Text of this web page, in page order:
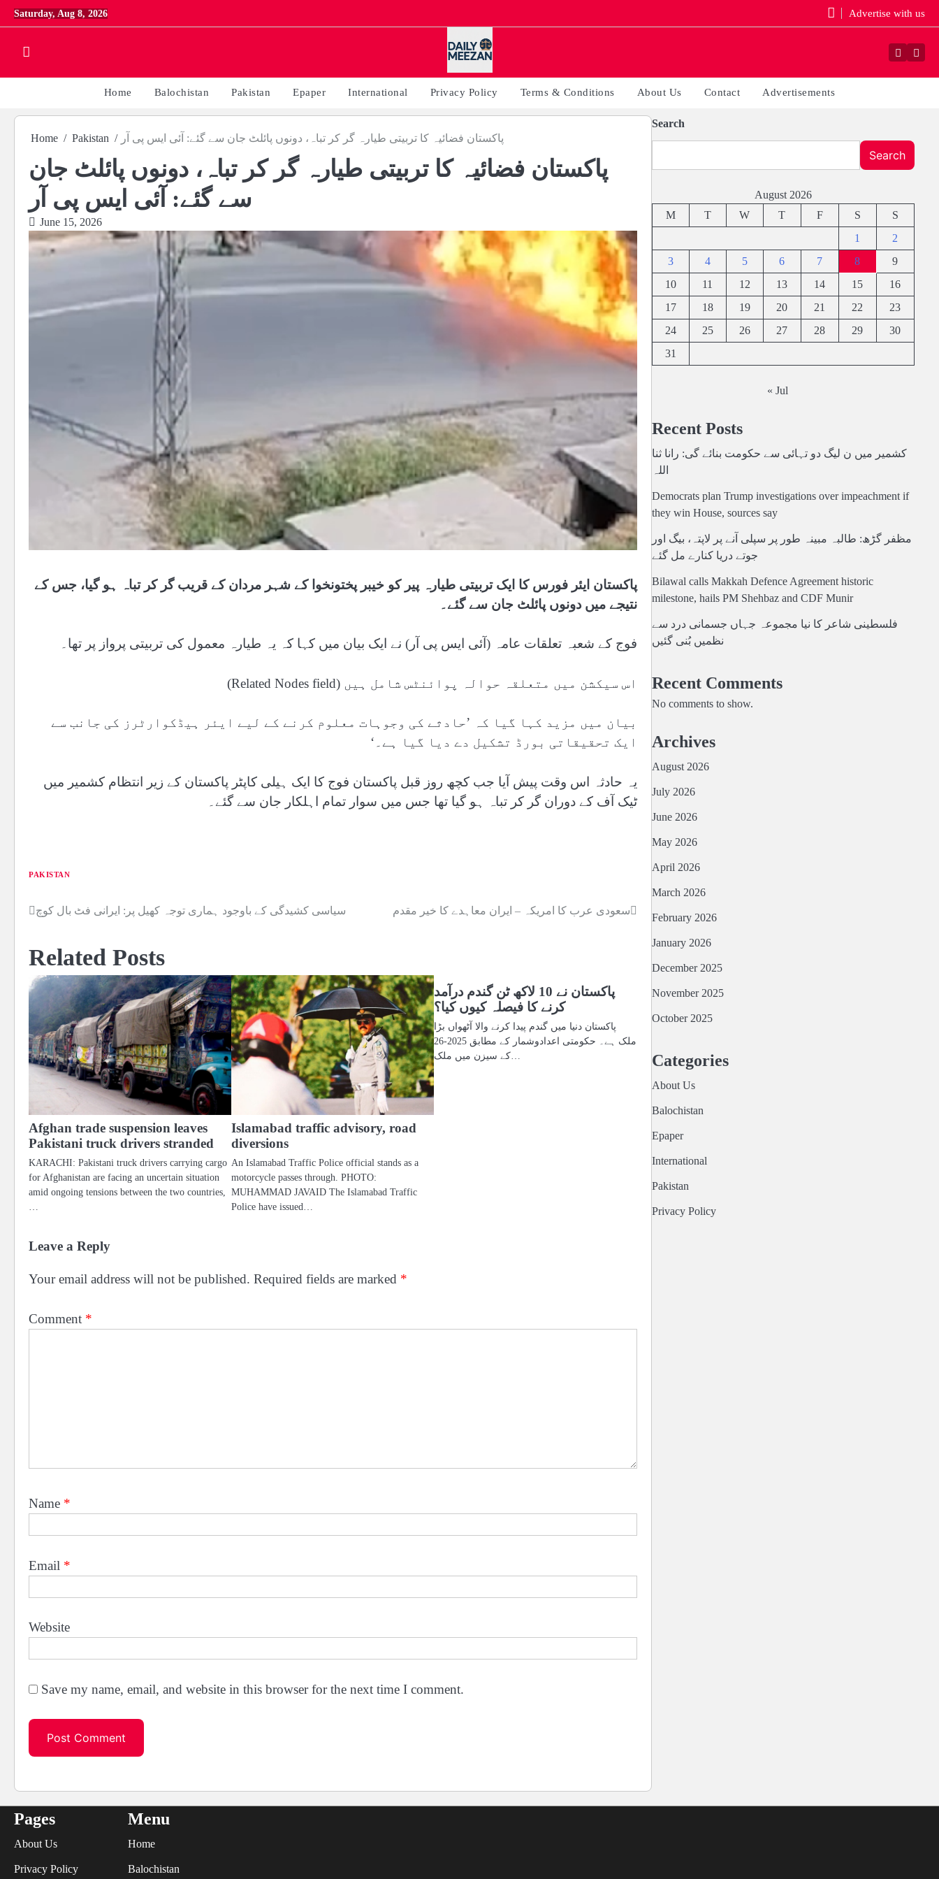
Skip
to
Saturday, Aug 8, 2026 Advertise with us
Facebook
Home Balochistan Pakistan Epaper International Privacy Policy Terms & Conditions About Us Contact Advertisements
Home Pakistan پاکستان فضائیہ کا تربیتی طیارہ گر کر تباہ، دونوں پائلٹ جان سے گئے: آئی ایس پی آر
پاکستان فضائیہ کا تربیتی طیارہ گر کر تباہ، دونوں پائلٹ جان
سے گئے: آئی ایس پی آر
June 15, 2026
پاکستان ایئر فورس کا ایک تربیتی طیارہ پیر کو خیبر پختونخوا کے شہر مردان کے قریب گر کر تباہ ہو گیا، جس کے
نتیجے میں دونوں پائلٹ جان سے گئے۔
فوج کے شعبہ تعلقات عامہ (آئی ایس پی آر) نے ایک بیان میں کہا کہ یہ طیارہ معمول کی تربیتی پرواز پر تھا۔
اس سیکشن میں متعلقہ حوالہ پوائنٹس شامل ہیں (Related Nodes field)
بیان میں مزید کہا گیا کہ ’حادثے کی وجوہات معلوم کرنے کے لیے ایئر ہیڈکوارٹرز کی جانب سے
ایک تحقیقاتی بورڈ تشکیل دے دیا گیا ہے۔‘
یہ حادثہ اس وقت پیش آیا جب کچھ روز قبل پاکستان فوج کا ایک ہیلی کاپٹر پاکستان کے زیر انتظام کشمیر میں
ٹیک آف کے دوران گر کر تباہ ہو گیا تھا جس میں سوار تمام اہلکار جان سے گئے۔
PAKISTAN
Post
سیاسی کشیدگی کے باوجود ہماری توجہ کھیل پر: ایرانی فٹ بال کوچ سعودی عرب کا امریکہ – ایران معاہدے کا خیر مقدم
Related Posts
Afghan trade suspension leaves
Pakistani truck drivers stranded
KARACHI: Pakistani truck drivers carrying cargo
for Afghanistan are facing an uncertain situation
amid ongoing tensions between the two countries,
Islamabad traffic advisory, road
diversions
An Islamabad Traffic Police official stands as a
motorcycle passes through. PHOTO:
MUHAMMAD JAVAID The Islamabad Traffic
Police have issued…
پاکستان نے 10 لاکھ ٹن گندم درآمد
کرنے کا فیصلہ کیوں کیا؟
پاکستان دنیا میں گندم پیدا کرنے والا آٹھواں بڑا
ملک ہے۔ حکومتی اعدادوشمار کے مطابق 2025-26
Leave a Reply
Your email address will not be published. Required fields are marked *
Comment *
Name *
Email *
Website
Save my name, email, and website in this browser for the next time I comment.
Search
Search
August 2026
M
T W T F S
S
1
2
3
4 5 6 7 8
9
10
11 12 13 14 15
16
17
18 19 20 21 22
23
24
25 26 27 28 29
30
31
« Jul
Recent Posts
کشمیر میں ن لیگ دو تہائی سے حکومت بنائے گی: رانا ثنا
اللہ
Democrats plan Trump investigations over impeachment if
they win House, sources say
مظفر گڑھ: طالبہ مبینہ طور پر سپلی آنے پر لاپتہ، بیگ اور
جوتے دریا کنارے مل گئے
Bilawal calls Makkah Defence Agreement historic
milestone, hails PM Shehbaz and CDF Munir
فلسطینی شاعر کا نیا مجموعہ جہاں جسمانی درد سے
نظمیں بُنی گئیں
Recent Comments
No comments to show.
Archives
August 2026
July 2026
June 2026
May 2026
April 2026
March 2026
February 2026
January 2026
December 2025
November 2025
October 2025
Categories
About Us
Balochistan
Epaper
International
Pakistan
Privacy Policy
Pages
About Us
Privacy Policy
Menu
Home
Balochistan